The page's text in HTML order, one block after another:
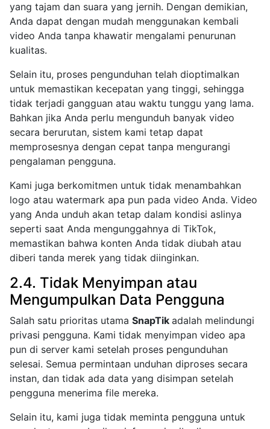
yang tajam dan suara yang jernih. Dengan demikian,
Anda dapat dengan mudah menggunakan kembali
video Anda tanpa khawatir mengalami penurunan
kualitas.
Selain itu, proses pengunduhan telah dioptimalkan
untuk memastikan kecepatan yang tinggi, sehingga
tidak terjadi gangguan atau waktu tunggu yang lama.
Bahkan jika Anda perlu mengunduh banyak video
secara berurutan, sistem kami tetap dapat
memprosesnya dengan cepat tanpa mengurangi
pengalaman pengguna.
Kami juga berkomitmen untuk tidak menambahkan
logo atau watermark apa pun pada video Anda. Video
yang Anda unduh akan tetap dalam kondisi aslinya
seperti saat Anda mengunggahnya di TikTok,
memastikan bahwa konten Anda tidak diubah atau
diberi tanda merek yang tidak diinginkan.
2.4. Tidak Menyimpan atau
Mengumpulkan Data Pengguna
Salah satu prioritas utama SnapTik adalah melindungi
privasi pengguna. Kami tidak menyimpan video apa
pun di server kami setelah proses pengunduhan
selesai. Semua permintaan unduhan diproses secara
instan, dan tidak ada data yang disimpan setelah
pengguna menerima file mereka.
Selain itu, kami juga tidak meminta pengguna untuk